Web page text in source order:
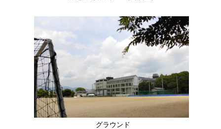
グラウンド